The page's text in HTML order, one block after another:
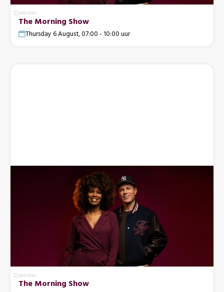
The Morning Show
Thursday 6 August, 07:00 - 10:00 uur
The Morning Show